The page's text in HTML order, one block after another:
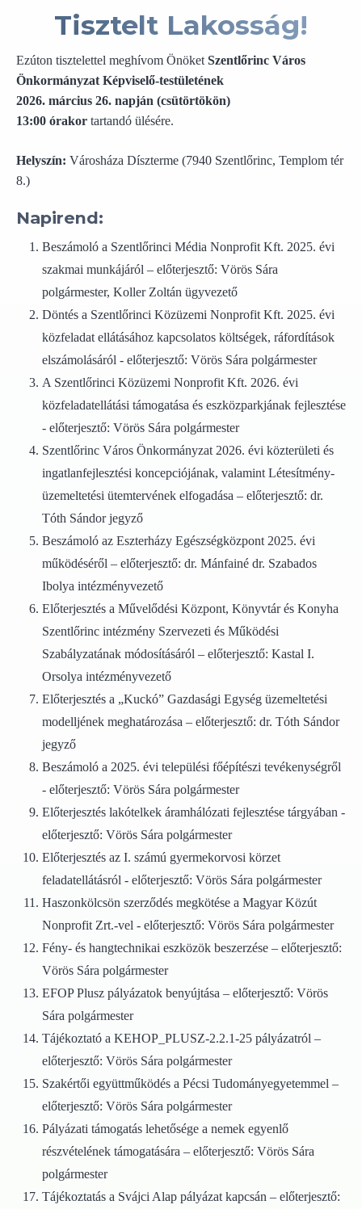
Tisztelt Lakosság!
Ezúton tisztelettel meghívom Önöket Szentlőrinc Város
Önkormányzat Képviselő-testületének
2026. március 26. napján (csütörtökön)
13:00 órakor tartandó ülésére.
Helyszín: Városháza Díszterme (7940 Szentlőrinc, Templom tér
8.)
Napirend:
Beszámoló a Szentlőrinci Média Nonprofit Kft. 2025. évi
szakmai munkájáról – előterjesztő: Vörös Sára
polgármester, Koller Zoltán ügyvezető
Döntés a Szentlőrinci Közüzemi Nonprofit Kft. 2025. évi
közfeladat ellátásához kapcsolatos költségek, ráfordítások
elszámolásáról - előterjesztő: Vörös Sára polgármester
A Szentlőrinci Közüzemi Nonprofit Kft. 2026. évi
közfeladatellátási támogatása és eszközparkjának fejlesztése
- előterjesztő: Vörös Sára polgármester
Szentlőrinc Város Önkormányzat 2026. évi közterületi és
ingatlanfejlesztési koncepciójának, valamint Létesítmény-
üzemeltetési ütemtervének elfogadása – előterjesztő: dr.
Tóth Sándor jegyző
Beszámoló az Eszterházy Egészségközpont 2025. évi
működéséről – előterjesztő: dr. Mánfainé dr. Szabados
Ibolya intézményvezető
Előterjesztés a Művelődési Központ, Könyvtár és Konyha
Szentlőrinc intézmény Szervezeti és Működési
Szabályzatának módosításáról – előterjesztő: Kastal I.
Orsolya intézményvezető
Előterjesztés a „Kuckó” Gazdasági Egység üzemeltetési
modelljének meghatározása – előterjesztő: dr. Tóth Sándor
jegyző
Beszámoló a 2025. évi települési főépítészi tevékenységről
- előterjesztő: Vörös Sára polgármester
Előterjesztés lakótelkek áramhálózati fejlesztése tárgyában -
előterjesztő: Vörös Sára polgármester
Előterjesztés az I. számú gyermekorvosi körzet
feladatellátásról - előterjesztő: Vörös Sára polgármester
Haszonkölcsön szerződés megkötése a Magyar Közút
Nonprofit Zrt.-vel - előterjesztő: Vörös Sára polgármester
Fény- és hangtechnikai eszközök beszerzése – előterjesztő:
Vörös Sára polgármester
EFOP Plusz pályázatok benyújtása – előterjesztő: Vörös
Sára polgármester
Tájékoztató a KEHOP_PLUSZ-2.2.1-25 pályázatról –
előterjesztő: Vörös Sára polgármester
Szakértői együttműködés a Pécsi Tudományegyetemmel –
előterjesztő: Vörös Sára polgármester
Pályázati támogatás lehetősége a nemek egyenlő
részvételének támogatására – előterjesztő: Vörös Sára
polgármester
Tájékoztatás a Svájci Alap pályázat kapcsán – előterjesztő: